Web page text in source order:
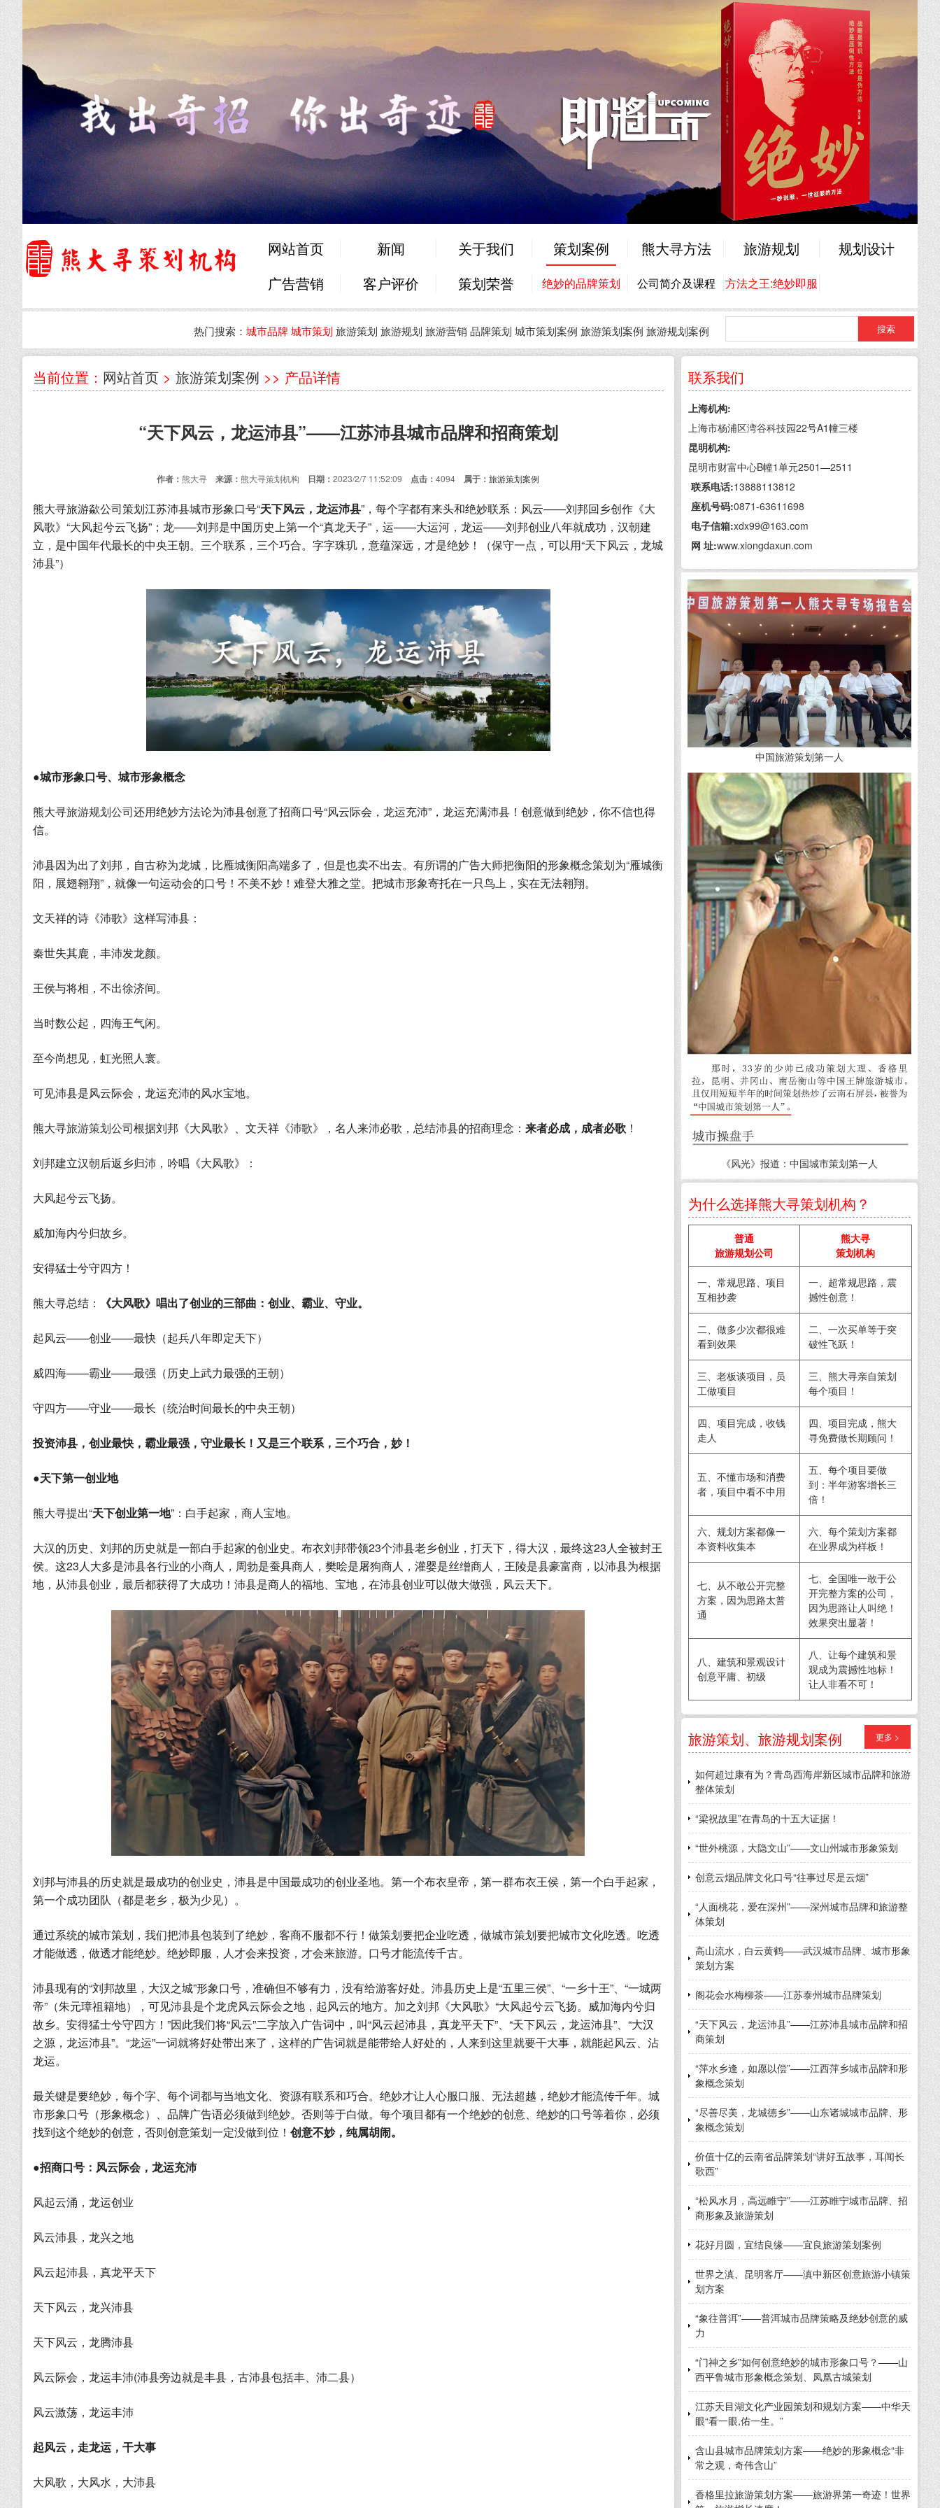
网站首页 新闻 关于我们 策划案例 熊大寻方法 旅游规划
规划设计
广告营销
客户评价 策划荣誉 绝妙的品牌策划 公司简介及课程 方法之王:绝妙即服
热门搜索： 城市品牌城市策划 旅游策划 旅游规划 旅游营销 品牌策划 城市策划案例 旅游策划案例 旅游规划案例
当前位置： 网站首页 > 旅游策划案例 >> 产品详情
“天下风云，龙运沛县”——江苏沛县城市品牌和招商策划
作者：熊大寻来源：熊大寻策划机构 日期：2023/2/7 11:52:09 点击：4094 属于：旅游策划案例
熊大寻旅游歘公司策划江苏沛县城市形象口号“天下风云，龙运沛县”，每个字都有来头和绝妙联系：风云——刘邦回乡创作《大
风歌》“大风起兮云飞扬”；龙——刘邦是中国历史上第一个“真龙天子”，运——大运河，龙运——刘邦创业八年就成功，汉朝建
立，是中国年代最长的中央王朝。三个联系，三个巧合。字字珠玑，意蕴深远，才是绝妙！（保守一点，可以用“天下风云，龙城
沛县”）
●城市形象口号、城市形象概念
熊大寻旅游规划公司还用绝妙方法论为沛县创意了招商口号“风云际会，龙运充沛”，龙运充满沛县！创意做到绝妙，你不信也得
信。
沛县因为出了刘邦，自古称为龙城，比雁城衡阳高端多了，但是也卖不出去。有所谓的广告大师把衡阳的形象概念策划为“雁城衡
阳，展翅翱翔”，就像一句运动会的口号！不美不妙！难登大雅之堂。把城市形象寄托在一只鸟上，实在无法翱翔。
文天祥的诗《沛歌》这样写沛县：
秦世失其鹿，丰沛发龙颜。
王侯与将相，不出徐济间。
当时数公起，四海王气闲。
至今尚想见，虹光照人寰。
可见沛县是风云际会，龙运充沛的风水宝地。
熊大寻旅游策划公司根据刘邦《大风歌》、文天祥《沛歌》，名人来沛必歌，总结沛县的招商理念： 来者必成，成者必歌 ！
刘邦建立汉朝后返乡归沛，吟唱《大风歌》：
大风起兮云飞扬。
威加海内兮归故乡。
安得猛士兮守四方！
熊大寻总结： 《大风歌》唱出了创业的三部曲：创业、霸业、守业。
起风云——创业——最快（起兵八年即定天下）
威四海——霸业——最强（历史上武力最强的王朝）
守四方——守业——最长（统治时间最长的中央王朝）
投资沛县，创业最快，霸业最强，守业最长！又是三个联系，三个巧合，妙！
●天下第一创业地
熊大寻提出“天下创业第一地”：白手起家，商人宝地。
大汉的历史、刘邦的历史就是一部白手起家的创业史。布衣刘邦带领23个沛县老乡创业，打天下，得大汉，最终这23人全被封王
侯。这23人大多是沛县各行业的小商人，周勃是蚕具商人，樊哙是屠狗商人，灌婴是丝缯商人，王陵是县豪富商，以沛县为根据
地，从沛县创业，最后都获得了大成功！沛县是商人的福地、宝地，在沛县创业可以做大做强，风云天下。
刘邦与沛县的历史就是最成功的创业史，沛县是中国最成功的创业圣地。第一个布衣皇帝，第一群布衣王侯，第一个白手起家，
第一个成功团队（都是老乡，极为少见）。
通过系统的城市策划，我们把沛县包装到了绝妙，客商不服都不行！做策划要把企业吃透，做城市策划要把城市文化吃透。吃透
才能做透，做透才能绝妙。绝妙即服，人才会来投资，才会来旅游。口号才能流传千古。
沛县现有的“刘邦故里，大汉之城”形象口号，准确但不够有力，没有给游客好处。沛县历史上是“五里三侯”、“一乡十王”、“一城两
帝”（朱元璋祖籍地），可见沛县是个龙虎风云际会之地，起风云的地方。加之刘邦《大风歌》“大风起兮云飞扬。威加海内兮归
故乡。安得猛士兮守四方！”因此我们将“风云”二字放入广告词中，叫“风云起沛县，真龙平天下”、“天下风云，龙运沛县”、“大汉
之源，龙运沛县”。“龙运”一词就将好处带出来了，这样的广告词就是能带给人好处的，人来到这里就要干大事，就能起风云、沾
龙运。
最关键是要绝妙，每个字、每个词都与当地文化、资源有联系和巧合。绝妙才让人心服口服、无法超越，绝妙才能流传千年。城
市形象口号（形象概念）、品牌广告语必须做到绝妙。否则等于白做。每个项目都有一个绝妙的创意、绝妙的口号等着你，必须
找到这个绝妙的创意，否则创意策划一定没做到位！ 创意不妙，纯属胡闹。
●招商口号：风云际会，龙运充沛
风起云涌，龙运创业
风云沛县，龙兴之地
风云起沛县，真龙平天下
天下风云，龙兴沛县
天下风云，龙腾沛县
风云际会，龙运丰沛(沛县旁边就是丰县，古沛县包括丰、沛二县）
风云激荡，龙运丰沛
起风云，走龙运，干大事
大风歌，大风水，大沛县
联系我们
上海机构:
上海市杨浦区湾谷科技园22号A1幢三楼
昆明机构:
昆明市财富中心B幢1单元2501—2511
联系电话:13888113812
座机号码:0871-63611698
电子信箱:xdx99@163.com
网 址:www.xiongdaxun.com
中国旅游策划第一人
《风光》报道：中国城市策划第一人
为什么选择熊大寻策划机构？
普通
旅游规划公司
熊大寻
策划机构
一、常规思路、项目
互相抄袭
一、超常规思路，震
撼性创意！
二、做多少次都很难
看到效果
二、一次买单等于突
破性飞跃！
三、老板谈项目，员
工做项目
三、熊大寻亲自策划
每个项目！
四、项目完成，收钱
走人
四、项目完成，熊大
寻免费做长期顾问！
五、不懂市场和消费
者，项目中看不中用
五、每个项目要做
到：半年游客增长三
倍！
六、规划方案都像一
本资料收集本
六、每个策划方案都
在业界成为样板！
七、从不敢公开完整
方案，因为思路太普
通
七、全国唯一敢于公
开完整方案的公司，
因为思路让人叫绝！
效果突出显著！
八、建筑和景观设计
创意平庸、初级
八、让每个建筑和景
观成为震撼性地标！
让人非看不可！
旅游策划、旅游规划案例 更多 >
如何超过康有为？青岛西海岸新区城市品牌和旅游
整体策划
“梁祝故里”在青岛的十五大证据！
“世外桃源，大隐文山”——文山州城市形象策划
创意云烟品牌文化口号“往事过尽是云烟”
“人面桃花，爱在深州”——深州城市品牌和旅游整
体策划
高山流水，白云黄鹤——武汉城市品牌、城市形象
策划方案
阁花会水梅柳茶——江苏泰州城市品牌策划
“天下风云，龙运沛县”——江苏沛县城市品牌和招
商策划
“萍水乡逢，如愿以偿”——江西萍乡城市品牌和形
象概念策划
“尽善尽美，龙城德乡”——山东诸城城市品牌、形
象概念策划
价值十亿的云南省品牌策划“讲好五故事，耳闻长
歌西”
“松风水月，高远睢宁”——江苏睢宁城市品牌、招
商形象及旅游策划
花好月圆，宜结良缘——宜良旅游策划案例
世界之滇、昆明客厅——滇中新区创意旅游小镇策
划方案
“象往普洱”——普洱城市品牌策略及绝妙创意的威
力
“门神之乡”如何创意绝妙的城市形象口号？——山
西平鲁城市形象概念策划、凤凰古城策划
江苏天目湖文化产业园策划和规划方案——中华天
眼“看一眼,佑一生。”
含山县城市品牌策划方案——绝妙的形象概念“非
常之观，奇伟含山”
香格里拉旅游策划方案——旅游界第一奇迹！世界